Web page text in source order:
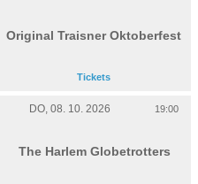
Original Traisner Oktoberfest
Tickets
DO, 08. 10. 2026 19:00
The Harlem Globetrotters